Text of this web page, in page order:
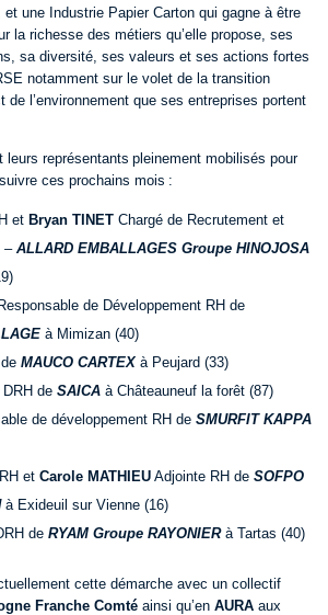
et une Industrie Papier Carton qui gagne à être
la richesse des métiers qu’elle propose, ses
sa diversité, ses valeurs et ses actions fortes
notamment sur le volet de la transition
de l’environnement que ses entreprises portent
leurs représentants pleinement mobilisés pour
ces prochains mois :
et Bryan TINET Chargé de Recrutement et
–ALLARD EMBALLAGES Groupe HINOJOSA
Responsable de Développement RH de
à Mimizan (40)
de MAUCO CARTEX à Peujard (33)
DRH deSAICA à Châteauneuf la forêt (87)
de développement RH deSMURFIT KAPPA
etCarole MATHIEU Adjointe RH deSOFPO
à Exideuil sur Vienne (16)
deRYAM Groupe RAYONIER à Tartas (40)
cette démarche avec un collectif
Franche Comté ainsi qu’enAURA aux